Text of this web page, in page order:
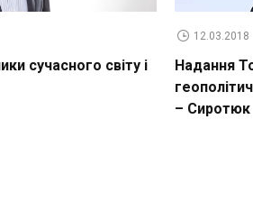
сучасного світу і
12.03.2018
Надання
– Сиротюк